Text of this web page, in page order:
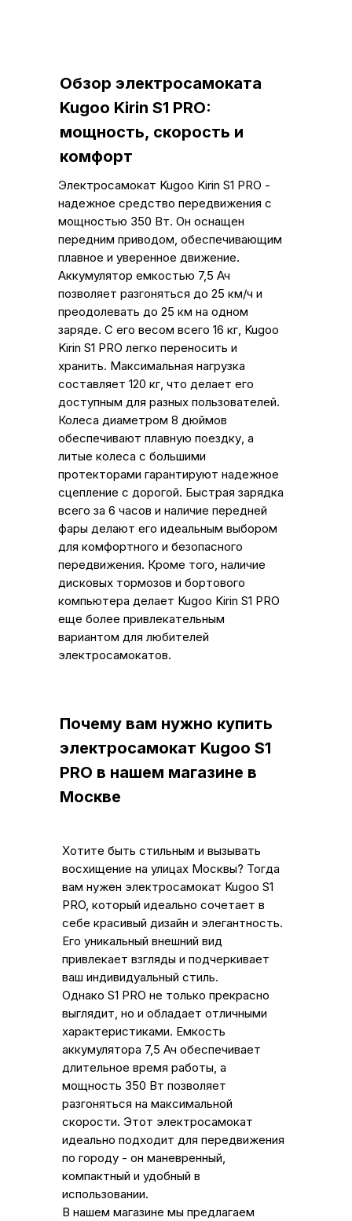
Электросамокат Kugoo Kirin S1 PRO -
надежное средство передвижения с
мощностью 350 Вт. Он оснащен
передним приводом, обеспечивающим
плавное и уверенное движение.
Аккумулятор емкостью 7,5 Ач
позволяет разгоняться до 25 км/ч и
преодолевать до 25 км на одном
заряде. С его весом всего 16 кг, Kugoo
Kirin S1 PRO легко переносить и
хранить. Максимальная нагрузка
составляет 120 кг, что делает его
доступным для разных пользователей.
Колеса диаметром 8 дюймов
обеспечивают плавную поездку, а
литые колеса с большими
протекторами гарантируют надежное
сцепление с дорогой. Быстрая зарядка
всего за 6 часов и наличие передней
фары делают его идеальным выбором
для комфортного и безопасного
передвижения. Кроме того, наличие
дисковых тормозов и бортового
компьютера делает Kugoo Kirin S1 PRO
еще более привлекательным
вариантом для любителей
электросамокатов.
Обзор электросамоката
Kugoo Kirin S1 PRO:
мощность, скорость и
комфорт
Почему вам нужно купить
электросамокат Kugoo S1
PRO в нашем магазине в
Москве
Хотите быть стильным и вызывать
восхищение на улицах Москвы? Тогда
вам нужен электросамокат Kugoo S1
PRO, который идеально сочетает в
себе красивый дизайн и элегантность.
Его уникальный внешний вид
привлекает взгляды и подчеркивает
ваш индивидуальный стиль.
Однако S1 PRO не только прекрасно
выглядит, но и обладает отличными
характеристиками. Емкость
аккумулятора 7,5 Ач обеспечивает
длительное время работы, а
мощность 350 Вт позволяет
разгоняться на максимальной
скорости. Этот электросамокат
идеально подходит для передвижения
по городу - он маневренный,
компактный и удобный в
использовании.
В нашем магазине мы предлагаем